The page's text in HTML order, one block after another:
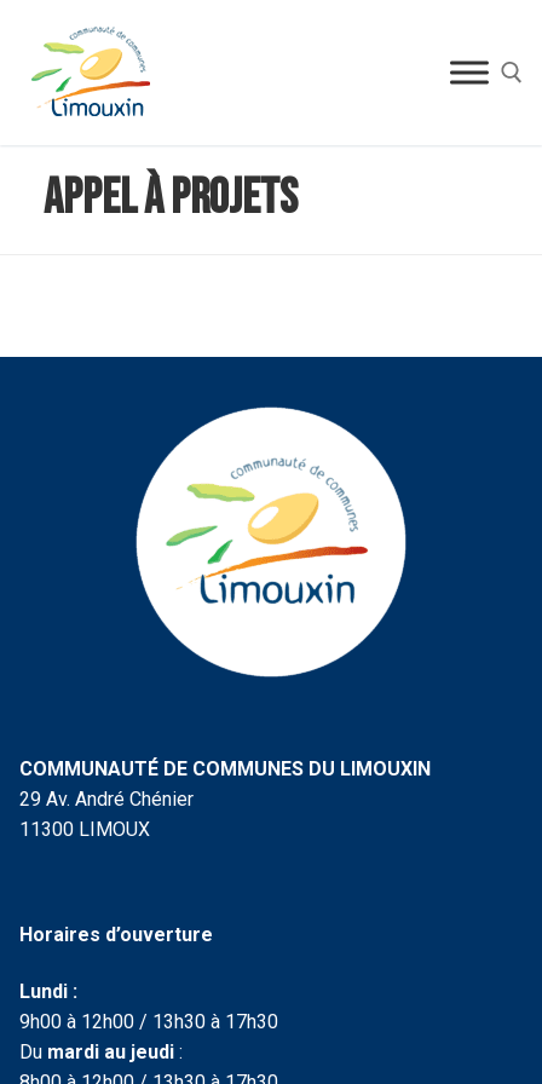
Appel à projets
COMMUNAUTÉ DE COMMUNES DU LIMOUXIN
29 Av. André Chénier
11300 LIMOUX
Horaires d’ouverture
Lundi :
9h00 à 12h00 / 13h30 à 17h30
Du mardi au jeudi :